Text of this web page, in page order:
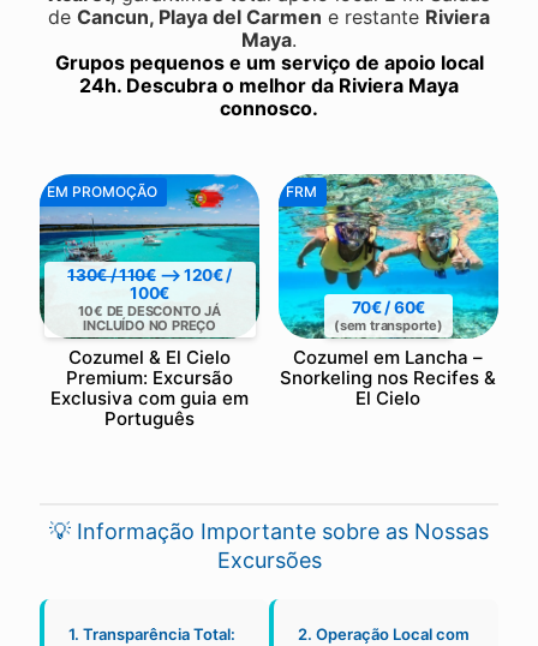
de Cancun, Playa del Carmen e restante Riviera
Maya.
Grupos pequenos e um serviço de apoio local
24h. Descubra o melhor da Riviera Maya
connosco.
EM PROMOÇÃO
130€ / 110€⟶ 120€ /
100€
10€ DE DESCONTO JÁ
INCLUÍDO NO PREÇO
Cozumel & El Cielo
Premium: Excursão
Exclusiva com guia em
Português
FRM
70€ / 60€
(sem transporte)
Cozumel em Lancha –
Snorkeling nos Recifes &
El Cielo
💡 Informação Importante sobre as Nossas
Excursões
1. Transparência Total:
2. Operação Local com